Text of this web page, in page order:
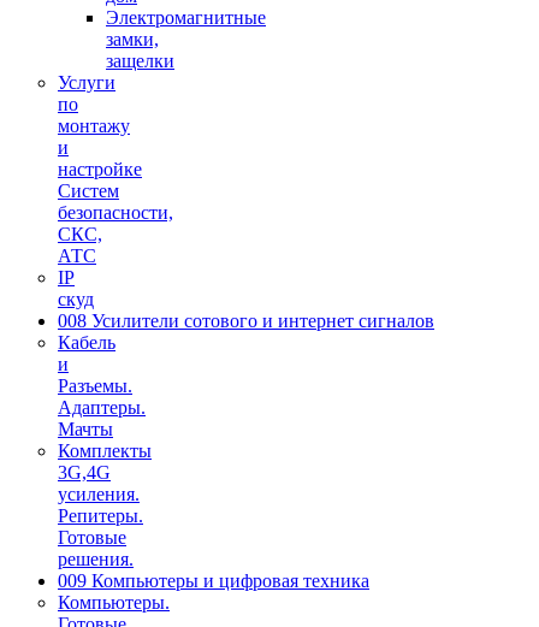
Электромагнитные
замки,
защелки
Услуги
по
монтажу
и
настройке
Систем
безопасности,
СКС,
АТС
IP
скуд
008 Усилители сотового и интернет сигналов
Кабель
и
Разъемы.
Адаптеры.
Мачты
Комплекты
3G,4G
усиления.
Репитеры.
Готовые
решения.
009 Компьютеры и цифровая техника
Компьютеры.